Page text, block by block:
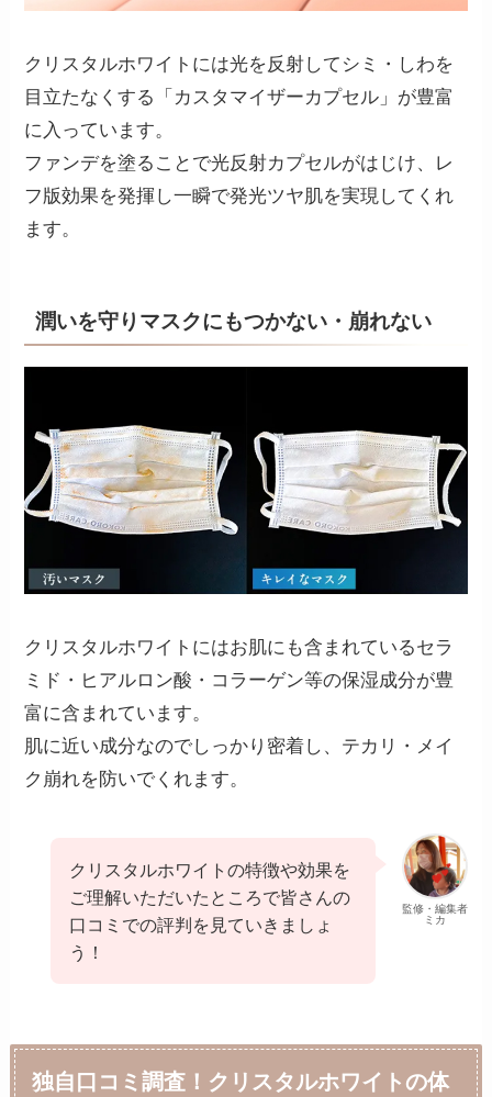
クリスタルホワイトには光を反射してシミ・しわを
目立たなくする「カスタマイザーカプセル」が豊富
に入っています。
ファンデを塗ることで光反射カプセルがはじけ、レ
フ版効果を発揮し一瞬で発光ツヤ肌を実現してくれ
ます。
潤いを守りマスクにもつかない・崩れない
クリスタルホワイトにはお肌にも含まれているセラ
ミド・ヒアルロン酸・コラーゲン等の保湿成分が豊
富に含まれています。
肌に近い成分なのでしっかり密着し、テカリ・メイ
ク崩れを防いでくれます。
監修・編集者
ミカ
クリスタルホワイトの特徴や効果を
ご理解いただいたところで皆さんの
口コミでの評判を見ていきましょ
う！
独自口コミ調査！クリスタルホワイトの体